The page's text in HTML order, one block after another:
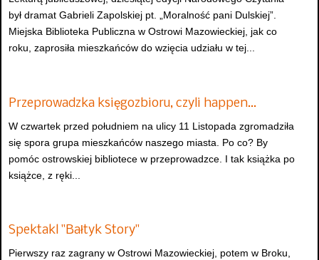
był dramat Gabrieli Zapolskiej pt. „Moralność pani Dulskiej”.
Miejska Biblioteka Publiczna w Ostrowi Mazowieckiej, jak co
roku, zaprosiła mieszkańców do wzięcia udziału w tej...
Przeprowadzka księgozbioru, czyli happen…
W czwartek przed południem na ulicy 11 Listopada zgromadziła
się spora grupa mieszkańców naszego miasta. Po co? By
pomóc ostrowskiej bibliotece w przeprowadzce. I tak książka po
książce, z ręki...
Spektakl "Bałtyk Story"
Pierwszy raz zagrany w Ostrowi Mazowieckiej, potem w Broku,